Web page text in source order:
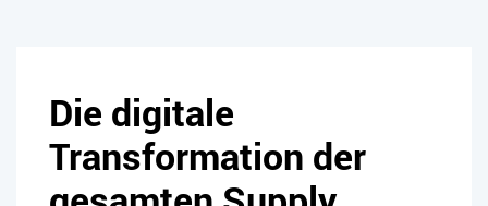
Die digitale
Transformation der